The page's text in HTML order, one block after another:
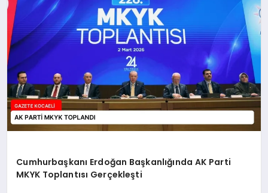
SIYASET
YAŞAM
DÜNYA
SAĞLIK
EĞITIM
Cumhurbaşkanı Erdoğan Başkanlığında AK Parti
MKYK Toplantısı Gerçekleşti